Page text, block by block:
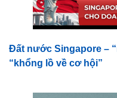
Đất nước Singapore –
“khổng lồ về cơ hội”